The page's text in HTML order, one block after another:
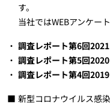
す。
当社ではWEBアンケー
調査レポート第6回2021
調査レポート第5回2020
調査レポート第4回2019
新型コロナウイルス感